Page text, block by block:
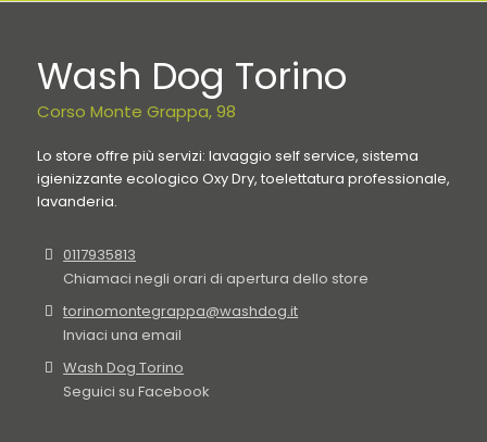
Wash Dog Torino
Corso Monte Grappa, 98
Lo store offre più servizi: lavaggio self service, sistema
igienizzante ecologico Oxy Dry, toelettatura professionale,
lavanderia.
0117935813
Chiamaci negli orari di apertura dello store
torinomontegrappa@washdog.it
Inviaci una email
Wash Dog Torino
Seguici su Facebook